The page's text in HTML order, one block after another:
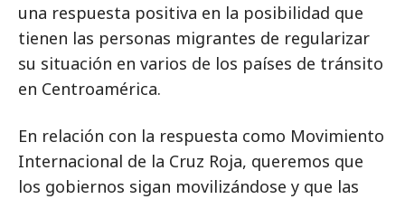
una respuesta positiva en la posibilidad que
tienen las personas migrantes de regularizar
su situación en varios de los países de tránsito
en Centroamérica.
En relación con la respuesta como Movimiento
Internacional de la Cruz Roja, queremos que
los gobiernos sigan movilizándose y que las